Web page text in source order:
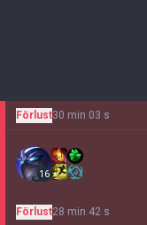
Förlust30 min 03 s
16
Förlust28 min 42 s